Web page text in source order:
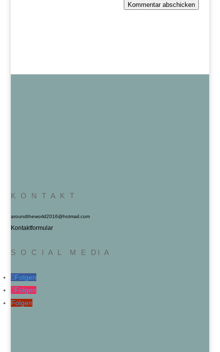
Kommentar abschicken
K O N T A K T
aroundtheworld2016@hotmail.com
Kontaktformular
S O C I A L M E DI A
Folgen
Folgen
Folgen